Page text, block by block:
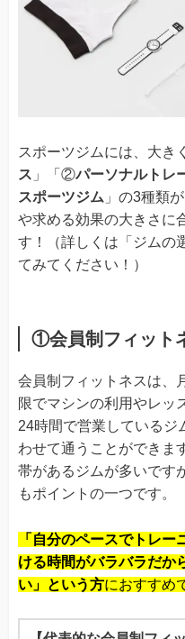
スポーツジムには、大
ス 」「②パーソナルトレ
スポーツジム 」の3種類
や求める効果の大きさに
す！（詳しくは「ジムの
てみてください！）
①会員制フィット
会員制フィットネスは、
限でマシンの利用やレッ
24時間で営業しているジ
わせて通うことができま
帯があるジムが多いです
もポイントの一つです。
「自分のペースでトレ
ける時間がバラバラだか
い」という方におすすめ